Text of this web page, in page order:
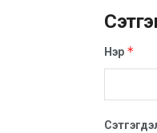
Нэр *